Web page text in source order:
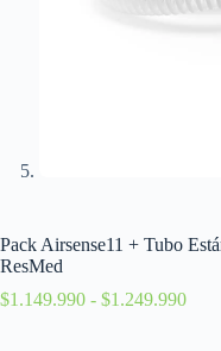
Pack Airsense11 + Tubo
ResMed
$1.149.990 - $1.249.990